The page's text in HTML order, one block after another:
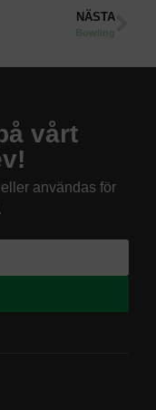
NÄSTA
Bowling
vårt
användas för